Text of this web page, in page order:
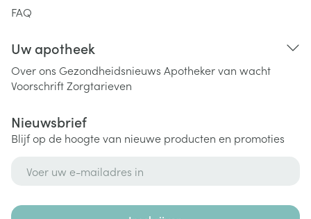
FAQ
Uw apotheek
Over ons Gezondheidsnieuws Apotheker van wacht
VoorschriftZorgtarieven
Nieuwsbrief
Blijf op de hoogte van nieuwe producten en promoties